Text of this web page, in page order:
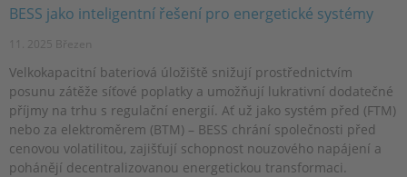
BESS jako inteligentní řešení pro energetické systémy
11. 2025 Březen
Velkokapacitní bateriová úložiště snižují prostřednictvím
posunu zátěže síťové poplatky a umožňují lukrativní dodatečné
příjmy na trhu s regulační energií. Ať už jako systém před (FTM)
nebo za elektroměrem (BTM) – BESS chrání společnosti před
cenovou volatilitou, zajišťují schopnost nouzového napájení a
pohánějí decentralizovanou energetickou transformaci.